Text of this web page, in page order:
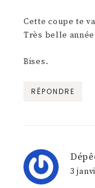
Cette coupe te
Très belle année
Bises.
RÉPONDRE
3